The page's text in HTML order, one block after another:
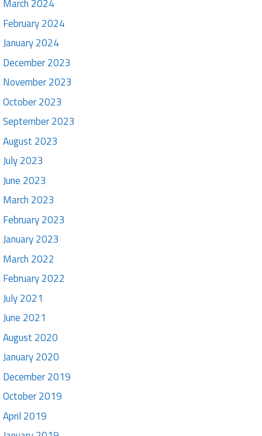
March 2024
February 2024
January 2024
December 2023
November 2023
October 2023
September 2023
August 2023
July 2023
June 2023
March 2023
February 2023
January 2023
March 2022
February 2022
July 2021
June 2021
August 2020
January 2020
December 2019
October 2019
April 2019